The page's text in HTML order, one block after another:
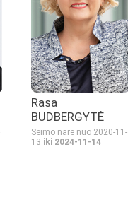
Rasa
BUDBERGYTĖ
Seimo narė nuo 2020-11-
13 iki 2024-11-14